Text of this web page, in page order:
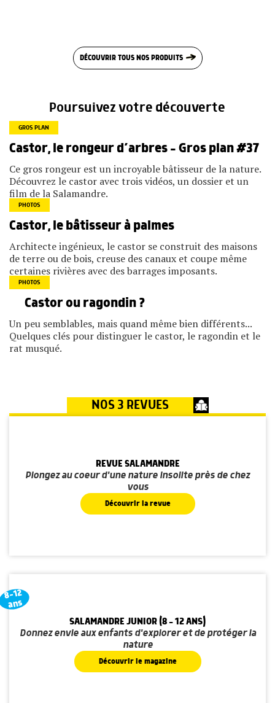
DÉCOUVRIR TOUS NOS PRODUITS
Poursuivez votre découverte
GROS PLAN
Castor, le rongeur d’arbres – Gros plan #37
Ce gros rongeur est un incroyable bâtisseur de la nature.
Découvrez le castor avec trois vidéos, un dossier et un
film de la Salamandre.
PHOTOS
Castor, le bâtisseur à palmes
Architecte ingénieux, le castor se construit des maisons
de terre ou de bois, creuse des canaux et coupe même
certaines rivières avec des barrages imposants.
PHOTOS
Castor ou ragondin ?
Un peu semblables, mais quand même bien différents...
Quelques clés pour distinguer le castor, le ragondin et le
rat musqué.
NOS 3 REVUES
REVUE SALAMANDRE
Plongez au coeur d'une nature insolite près de chez
vous
Découvrir la revue
8-12
ans
SALAMANDRE JUNIOR (8 - 12 ANS)
Donnez envie aux enfants d'explorer et de protéger la
nature
Découvrir le magazine